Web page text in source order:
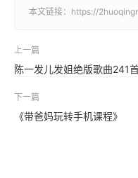
本文链接： https://
上一篇
陈一发儿发姐绝版歌曲241
下一篇
《带爸妈玩转手机课程》